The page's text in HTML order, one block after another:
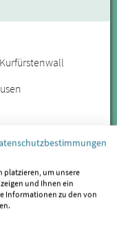
für CMD
platzieren, um unsere
und Ihnen ein
Informationen zu den von